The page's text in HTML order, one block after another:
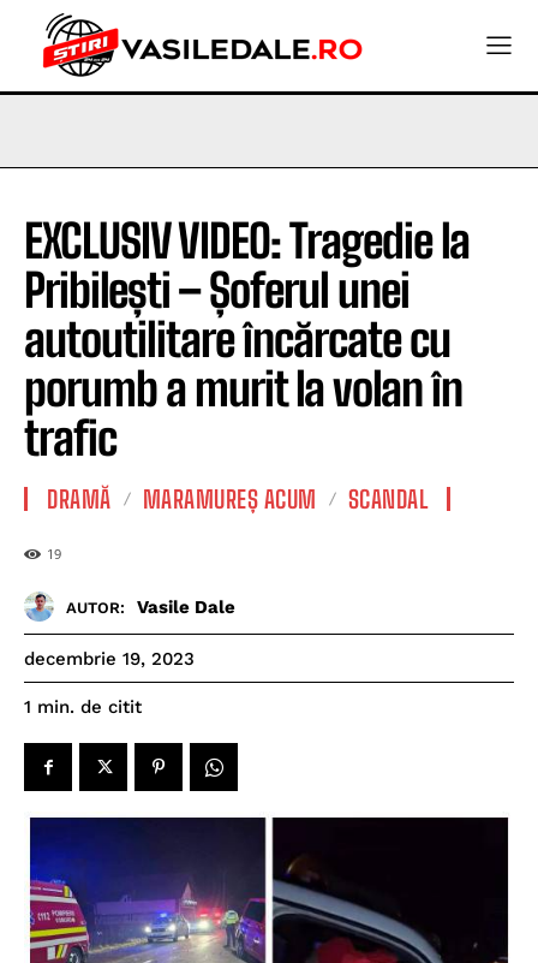
EXCLUSIV VIDEO: Tragedie la
Pribilești – Șoferul unei
autoutilitare încărcate cu
porumb a murit la volan în
trafic
DRAMĂ MARAMUREȘ ACUM SCANDAL
19
AUTOR: Vasile Dale
decembrie 19, 2023
1 min. de citit